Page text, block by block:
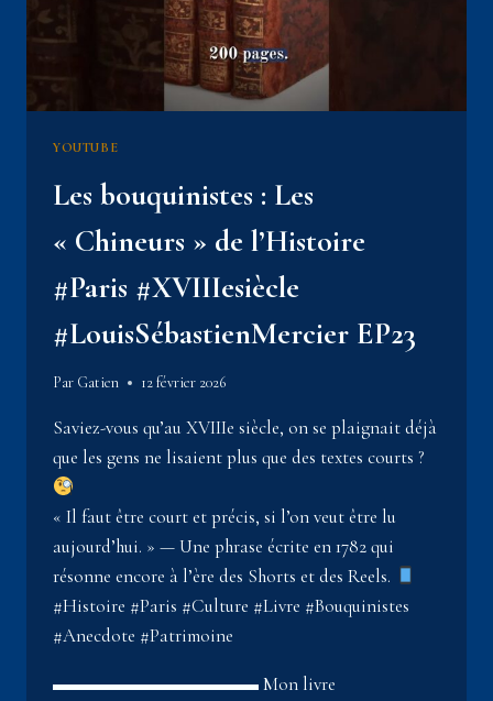
YOUTUBE
Les bouquinistes : Les
« Chineurs » de l’Histoire
#Paris #XVIIIesiècle
#LouisSébastienMercier EP23
Par Gatien 12 février 2026
Saviez-vous qu’au XVIIIe siècle, on se plaignait déjà
que les gens ne lisaient plus que des textes courts ?
« Il faut être court et précis, si l’on veut être lu
aujourd’hui. » — Une phrase écrite en 1782 qui
résonne encore à l’ère des Shorts et des Reels.
#Histoire #Paris #Culture #Livre #Bouquinistes
#Anecdote #Patrimoine
▬▬▬▬▬▬▬▬▬▬▬ Mon livre